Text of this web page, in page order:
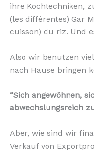
ihre Kochtechniken,
(les différentes) Gar
cuisson) du riz. Und
Also wir benutzen
nach Hause bringen
“Sich angewöhnen,
abwechslungsreich
Aber, wie sind wir
Verkauf von